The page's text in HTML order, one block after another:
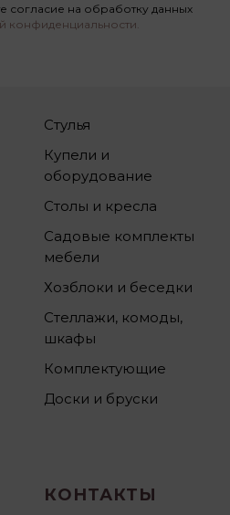
согласие на обработку данных
конфиденциальности.
Стулья
Купели и
оборудование
Столы и кресла
Садовые комплекты
мебели
Хозблоки и беседки
Стеллажи, комоды,
шкафы
Комплектующие
Доски и бруски
КОНТАКТЫ